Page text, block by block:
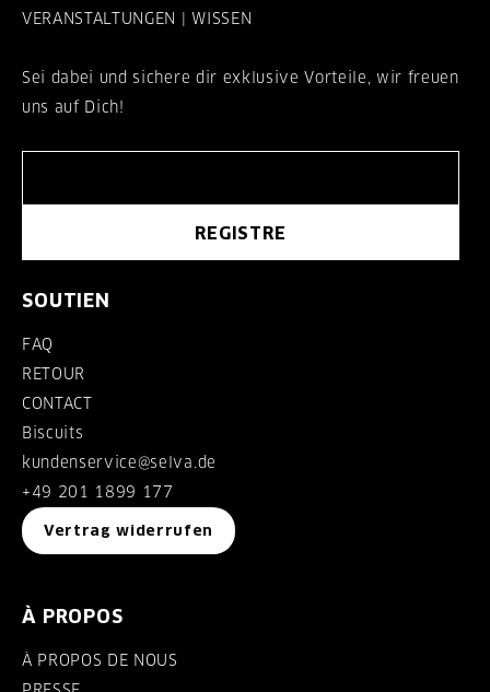
VERANSTALTUNGEN | WISSEN
Sei dabei und sichere dir exklusive Vorteile, wir freuen
uns auf Dich!
REGISTRE
SOUTIEN
FAQ
RETOUR
CONTACT
Biscuits
kundenservice@selva.de
+49 201 1899 177
Vertrag widerrufen
À PROPOS
À PROPOS DE NOUS